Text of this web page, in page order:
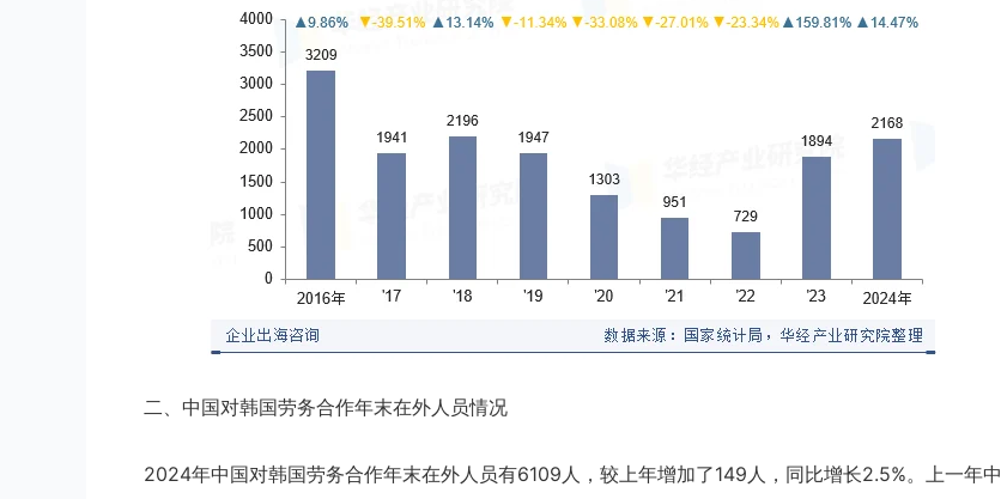
二、中国对韩国劳务合作年末在外人员情况
2024年中国对韩国劳务合作年末在外人员有6109人，较上年增加了149人，同比增长2.5%。上一年中